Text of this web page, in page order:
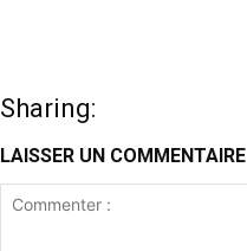
Sharing:
LAISSER UN COMMENTAIRE